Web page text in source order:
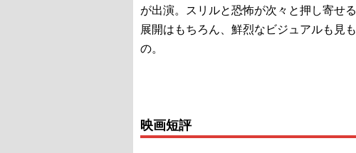
が出演。スリルと恐怖が次々と押し寄せる
展開はもちろん、鮮烈なビジュアルも見も
の。
映画短評